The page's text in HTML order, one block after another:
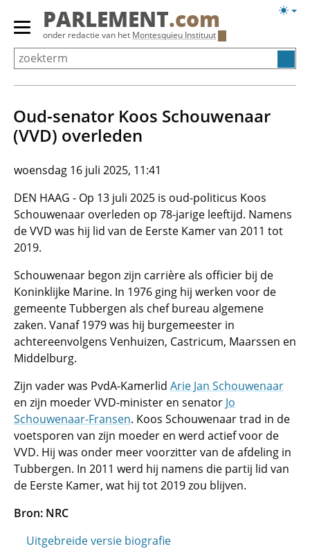
Overslaan
Primair
menu
tonen/verbergen
PARLEMENT.com
onder redactie van het Montesquieu Instituut
Oud-senator Koos Schouwenaar
(VVD) overleden
woensdag 16 juli 2025, 11:41
DEN HAAG - Op 13 juli 2025 is oud-politicus Koos
Schouwenaar overleden op 78-jarige leeftijd. Namens
de VVD was hij lid van de Eerste Kamer van 2011 tot
2019.
Schouwenaar begon zijn carrière als officier bij de
Koninklijke Marine. In 1976 ging hij werken voor de
gemeente Tubbergen als chef bureau algemene
zaken. Vanaf 1979 was hij burgemeester in
achtereenvolgens Venhuizen, Castricum, Maarssen en
Middelburg.
Zijn vader was PvdA-Kamerlid Arie Jan Schouwenaar
en zijn moeder VVD-minister en senator Jo
Schouwenaar-Fransen. Koos Schouwenaar trad in de
voetsporen van zijn moeder en werd actief voor de
VVD. Hij was onder meer voorzitter van de afdeling in
Tubbergen. In 2011 werd hij namens die partij lid van
de Eerste Kamer, wat hij tot 2019 zou blijven.
Bron: NRC
Uitgebreide versie biografie